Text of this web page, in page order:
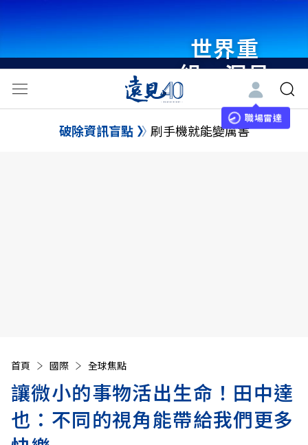
世界重
組・洞見
未來 與
世界領袖
職場雷達
破除資訊盲點 刷手機就能變厲害
首頁 國際 全球焦點
讓微小的事物活出生命！田中達
也：不同的視角能帶給我們更多